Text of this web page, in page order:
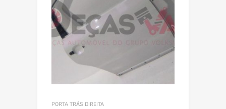
PORTA TRÁS DIREITA